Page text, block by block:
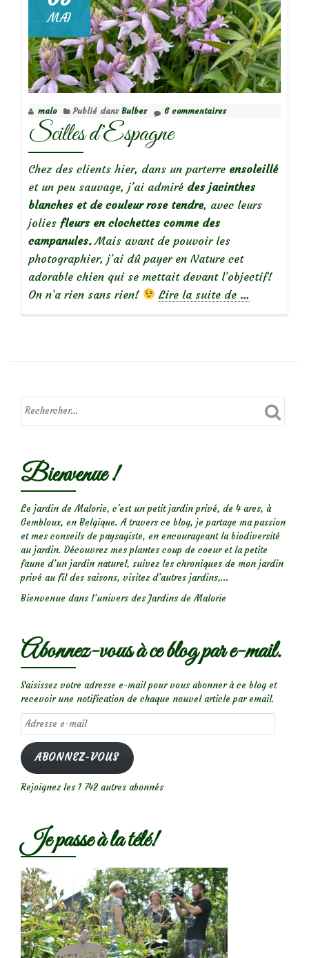
MAI
malo Publié dans Bulbes 6 commentaires
Scilles d’Espagne
Chez des clients hier, dans un parterre ensoleillé
et un peu sauvage, j’ai admiré des jacinthes
blanches et de couleur rose tendre, avec leurs
jolies fleurs en clochettes comme des
campanules. Mais avant de pouvoir les
photographier, j’ai dû payer en Nature cet
adorable chien qui se mettait devant l’objectif!
On n’a rien sans rien!
Lire la suite de …
Bienvenue !
Le jardin de Malorie, c'est un petit jardin privé, de 4 ares, à
Gembloux, en Belgique. A travers ce blog, je partage ma passion
et mes conseils de paysagiste, en encourageant la biodiversité
au jardin. Découvrez mes plantes coup de coeur et la petite
faune d’un jardin naturel, suivez les chroniques de mon jardin
privé au fil des saisons, visitez d’autres jardins,...
Bienvenue dans l’univers des Jardins de Malorie
Abonnez-vous à ce blog par e-mail.
Saisissez votre adresse e-mail pour vous abonner à ce blog et
recevoir une notification de chaque nouvel article par email.
Adresse
e-
mail
ABONNEZ-VOUS
Rejoignez les 1 742 autres abonnés
Je passe à la télé!